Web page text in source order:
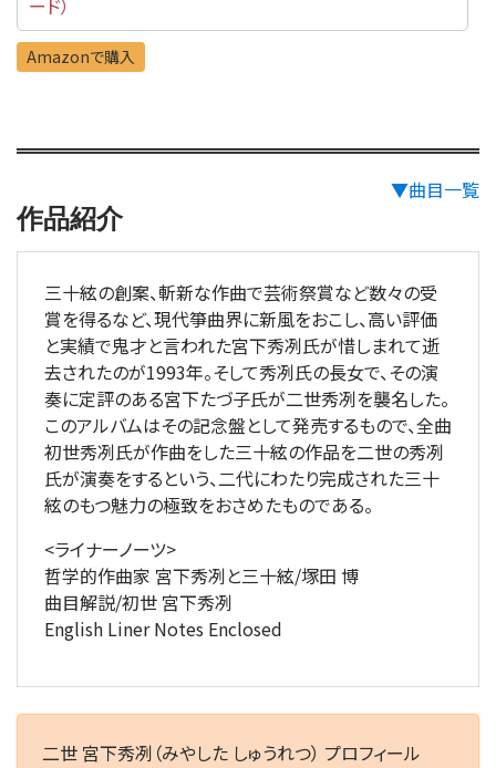
ード）
Amazonで購入
▼曲目一覧
作品紹介
三十絃の創案、斬新な作曲で芸術祭賞など数々の受
賞を得るなど、現代箏曲界に新風をおこし、高い評価
と実績で鬼才と言われた宮下秀冽氏が惜しまれて逝
去されたのが1993年。そして秀冽氏の長女で、その演
奏に定評のある宮下たづ子氏が二世秀冽を襲名した。
このアルバムはその記念盤として発売するもので、全曲
初世秀冽氏が作曲をした三十絃の作品を二世の秀冽
氏が演奏をするという、二代にわたり完成された三十
絃のもつ魅力の極致をおさめたものである。
<ライナーノーツ>
哲学的作曲家 宮下秀冽と三十絃/塚田 博
曲目解説/初世 宮下秀冽
English Liner Notes Enclosed
二世 宮下秀冽（みやした しゅうれつ） プロフィール